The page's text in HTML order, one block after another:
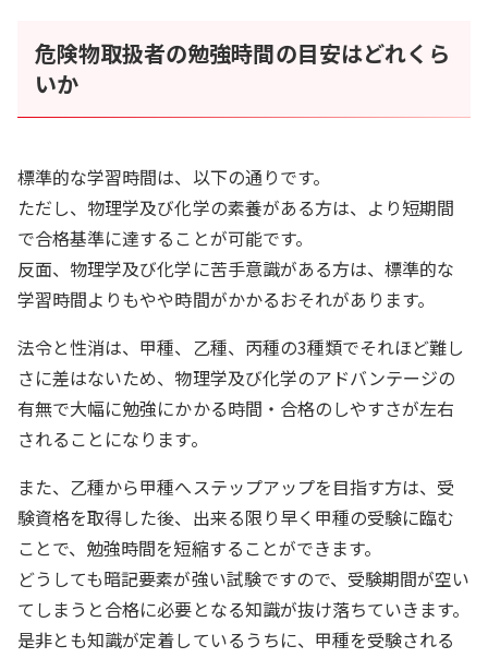
危険物取扱者の勉強時間の目安はどれくら
いか
標準的な学習時間は、以下の通りです。
ただし、物理学及び化学の素養がある方は、より短期間
で合格基準に達することが可能です。
反面、物理学及び化学に苦手意識がある方は、標準的な
学習時間よりもやや時間がかかるおそれがあります。
法令と性消は、甲種、乙種、丙種の3種類でそれほど難し
さに差はないため、物理学及び化学のアドバンテージの
有無で大幅に勉強にかかる時間・合格のしやすさが左右
されることになります。
また、乙種から甲種へステップアップを目指す方は、受
験資格を取得した後、出来る限り早く甲種の受験に臨む
ことで、勉強時間を短縮することができます。
どうしても暗記要素が強い試験ですので、受験期間が空い
てしまうと合格に必要となる知識が抜け落ちていきます。
是非とも知識が定着しているうちに、甲種を受験される